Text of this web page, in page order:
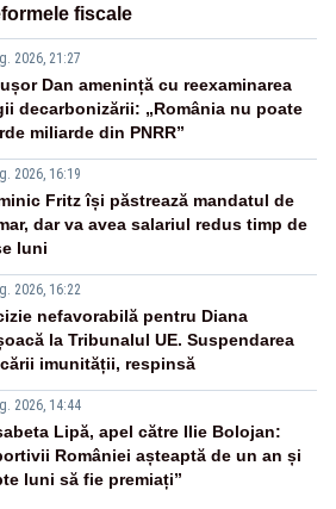
fiscale
2026, 21:27
Dan amenință cu reexaminarea
decarbonizării: „România nu poate
miliarde din PNRR”
2026, 16:19
Fritz își păstrează mandatul de
dar va avea salariul redus timp de
luni
2026, 16:22
nefavorabilă pentru Diana
la Tribunalul UE. Suspendarea
imunității, respinsă
2026, 14:44
Lipă, apel către Ilie Bolojan:
României așteaptă de un an și
luni să fie premiați”